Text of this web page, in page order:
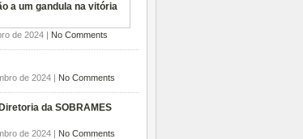
de 2024 | No Comments
de 2024 | No Comments
da SOBRAMES
de 2024 | No Comments